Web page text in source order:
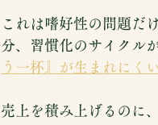
これは嗜好性の問題だ
分、習慣化のサイクル
う一杯』が生まれにく
売上を積み上げるのに